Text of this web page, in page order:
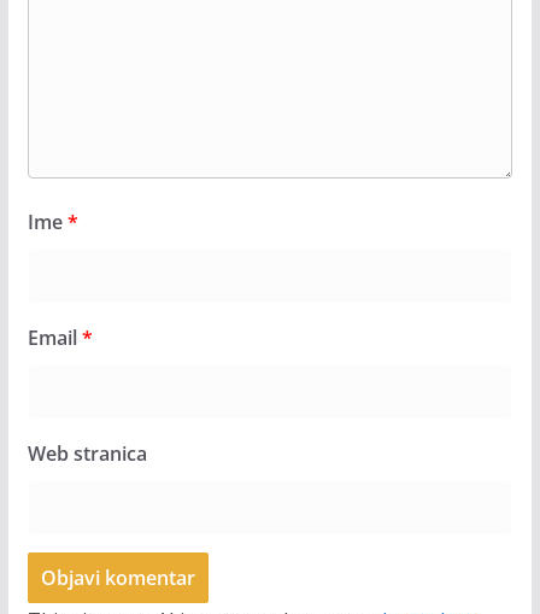
Ime*
Email*
Web stranica